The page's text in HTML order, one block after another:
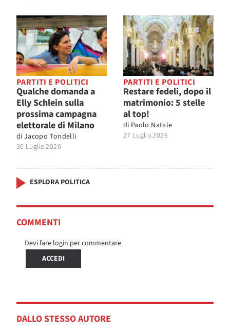
PARTITI E POLITICI
Qualche domanda a
Elly Schlein sulla
prossima campagna
elettorale di Milano
di Jacopo Tondelli
30 Luglio 2026
PARTITI E POLITICI
Restare fedeli, dopo il
matrimonio: 5 stelle
al top!
di Paolo Natale
27 Luglio 2026
ESPLORA POLITICA
COMMENTI
Devi fare login per commentare
ACCEDI
DALLO STESSO AUTORE